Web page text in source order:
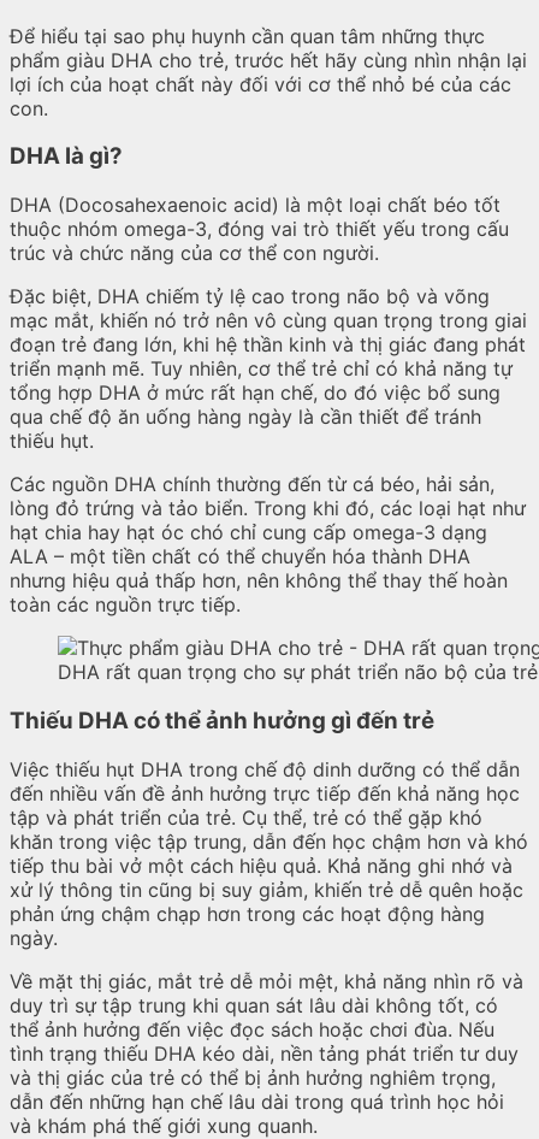
Để hiểu tại sao phụ huynh cần quan tâm những thực
phẩm giàu DHA cho trẻ, trước hết hãy cùng nhìn nhận lại
lợi ích của hoạt chất này đối với cơ thể nhỏ bé của các
con.
DHA là gì?
DHA (Docosahexaenoic acid) là một loại chất béo tốt
thuộc nhóm omega-3, đóng vai trò thiết yếu trong cấu
trúc và chức năng của cơ thể con người.
Đặc biệt, DHA chiếm tỷ lệ cao trong não bộ và võng
mạc mắt, khiến nó trở nên vô cùng quan trọng trong giai
đoạn trẻ đang lớn, khi hệ thần kinh và thị giác đang phát
triển mạnh mẽ. Tuy nhiên, cơ thể trẻ chỉ có khả năng tự
tổng hợp DHA ở mức rất hạn chế, do đó việc bổ sung
qua chế độ ăn uống hàng ngày là cần thiết để tránh
thiếu hụt.
Các nguồn DHA chính thường đến từ cá béo, hải sản,
lòng đỏ trứng và tảo biển. Trong khi đó, các loại hạt như
hạt chia hay hạt óc chó chỉ cung cấp omega-3 dạng
ALA – một tiền chất có thể chuyển hóa thành DHA
nhưng hiệu quả thấp hơn, nên không thể thay thế hoàn
toàn các nguồn trực tiếp.
DHA rất quan trọng cho sự phát triển não bộ của trẻ
Thiếu DHA có thể ảnh hưởng gì đến trẻ
Việc thiếu hụt DHA trong chế độ dinh dưỡng có thể dẫn
đến nhiều vấn đề ảnh hưởng trực tiếp đến khả năng học
tập và phát triển của trẻ. Cụ thể, trẻ có thể gặp khó
khăn trong việc tập trung, dẫn đến học chậm hơn và khó
tiếp thu bài vở một cách hiệu quả. Khả năng ghi nhớ và
xử lý thông tin cũng bị suy giảm, khiến trẻ dễ quên hoặc
phản ứng chậm chạp hơn trong các hoạt động hàng
ngày.
Về mặt thị giác, mắt trẻ dễ mỏi mệt, khả năng nhìn rõ và
duy trì sự tập trung khi quan sát lâu dài không tốt, có
thể ảnh hưởng đến việc đọc sách hoặc chơi đùa. Nếu
tình trạng thiếu DHA kéo dài, nền tảng phát triển tư duy
và thị giác của trẻ có thể bị ảnh hưởng nghiêm trọng,
dẫn đến những hạn chế lâu dài trong quá trình học hỏi
và khám phá thế giới xung quanh.